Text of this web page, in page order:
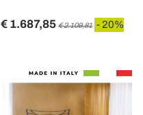
€ 1.687,85 € 2.109,81 - 20%